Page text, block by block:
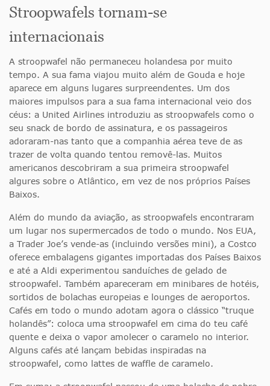
Stroopwafels tornam-se
internacionais
A stroopwafel não permaneceu holandesa por muito
tempo. A sua fama viajou muito além de Gouda e hoje
aparece em alguns lugares surpreendentes. Um dos
maiores impulsos para a sua fama internacional veio dos
céus: a United Airlines introduziu as stroopwafels como o
seu snack de bordo de assinatura, e os passageiros
adoraram-nas tanto que a companhia aérea teve de as
trazer de volta quando tentou removê-las. Muitos
americanos descobriram a sua primeira stroopwafel
algures sobre o Atlântico, em vez de nos próprios Países
Baixos.
Além do mundo da aviação, as stroopwafels encontraram
um lugar nos supermercados de todo o mundo. Nos EUA,
a Trader Joe’s vende-as (incluindo versões mini), a Costco
oferece embalagens gigantes importadas dos Países Baixos
e até a Aldi experimentou sanduíches de gelado de
stroopwafel. Também apareceram em minibares de hotéis,
sortidos de bolachas europeias e lounges de aeroportos.
Cafés em todo o mundo adotam agora o clássico “truque
holandês”: coloca uma stroopwafel em cima do teu café
quente e deixa o vapor amolecer o caramelo no interior.
Alguns cafés até lançam bebidas inspiradas na
stroopwafel, como lattes de waffle de caramelo.